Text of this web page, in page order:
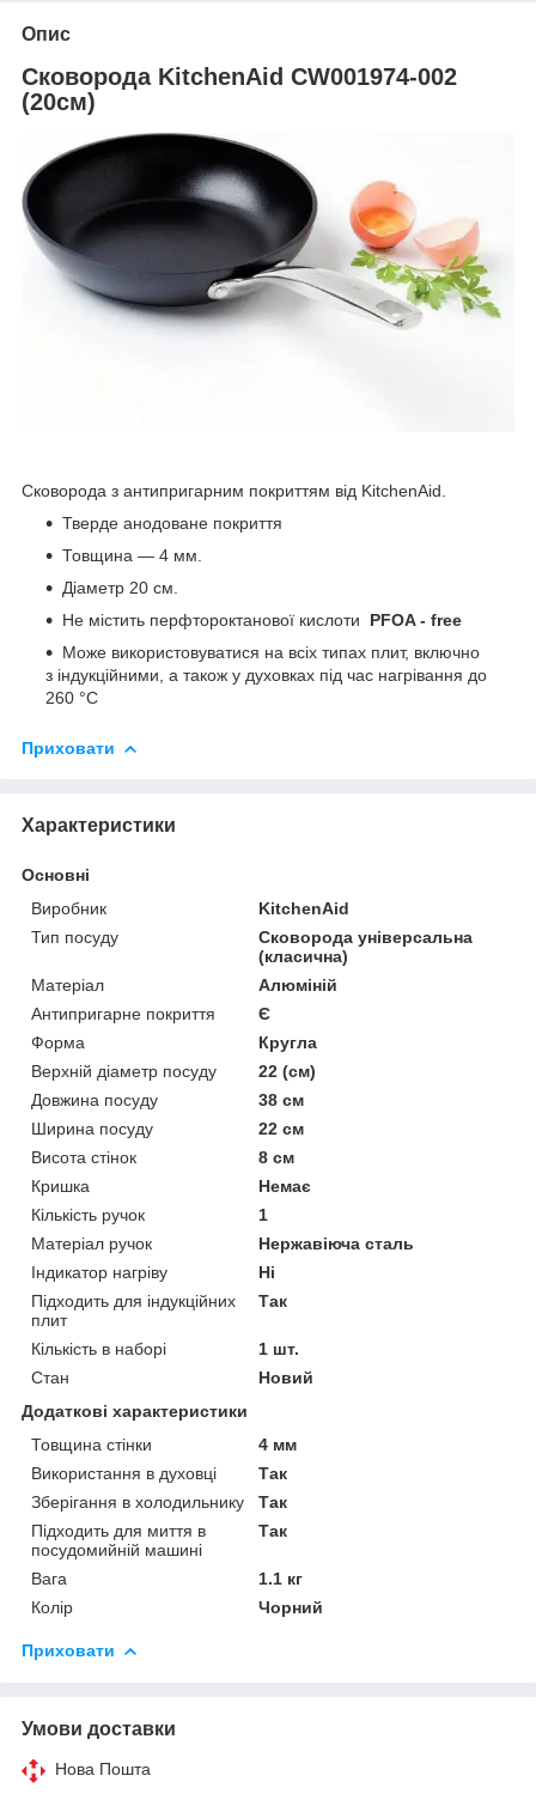
Опис
Сковорода KitchenAid CW001974-002
(20см)
Сковорода з антипригарним покриттям від KitchenAid.
Тверде анодоване покриття
Товщина — 4 мм.
Діаметр 20 см.
Не містить перфтороктанової кислоти PFOA - free
Може використовуватися на всіх типах плит, включно
з індукційними, а також у духовках під час нагрівання до
260 °C
Приховати
Характеристики
Основні
Виробник
KitchenAid
Тип посуду
Сковорода універсальна
(класична)
Матеріал
Алюміній
Антипригарне покриття
Є
Форма
Кругла
Верхній діаметр посуду
22 (см)
Довжина посуду
38 см
Ширина посуду
22 см
Висота стінок
8 см
Кришка
Немає
Кількість ручок
1
Матеріал ручок
Нержавіюча сталь
Індикатор нагріву
Ні
Підходить для індукційних
плит
Так
Кількість в наборі
1 шт.
Стан
Новий
Додаткові характеристики
Товщина стінки
4 мм
Використання в духовці
Так
Зберігання в холодильнику
Так
Підходить для миття в
посудомийній машині
Так
Вага
1.1 кг
Колір
Чорний
Приховати
Умови доставки
Нова Пошта